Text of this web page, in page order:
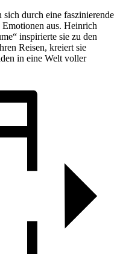
durch eine faszinierende
aus. Heinrich
inspirierte sie zu den
Reisen, kreiert sie
in eine Welt voller